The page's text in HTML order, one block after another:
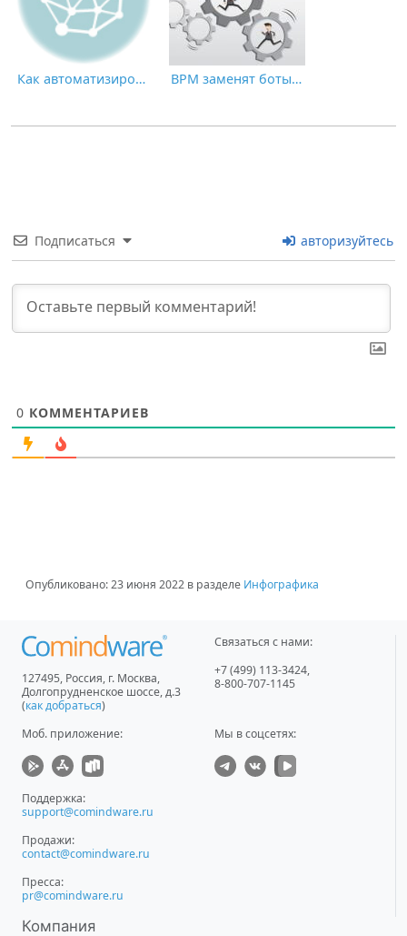
Как автоматизировать и выстроить идеальный бизнес-процесс подбора персонала BPM заменят боты и RPA?
Подписаться авторизуйтесь
0 КОММЕНТАРИЕВ
Опубликовано:23 июня 2022 в разделе Инфографика
127495, Россия, г. Москва,
Долгопрудненское шоссе, д.3
(как добраться)
Связаться с нами:
+7 (499) 113-3424,
8-800-707-1145
Моб. приложение: Мы в соцсетях:
Поддержка:
support@comindware.ru
Продажи:
contact@comindware.ru
Пресса:
pr@comindware.ru
Компания